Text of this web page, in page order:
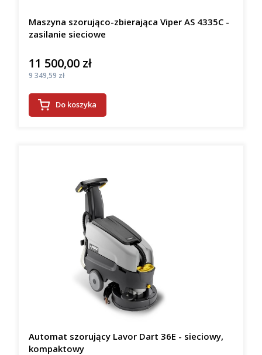
Maszyna szorująco-zbierająca Viper AS 4335C -
zasilanie sieciowe
Cena
11 500,00 zł
Cena
9 349,59 zł
Do koszyka
Automat szorujący Lavor Dart 36E - sieciowy,
kompaktowy